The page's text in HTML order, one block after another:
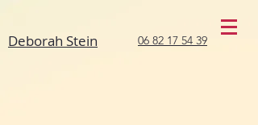
Deborah Stein 06 82 17 54 39